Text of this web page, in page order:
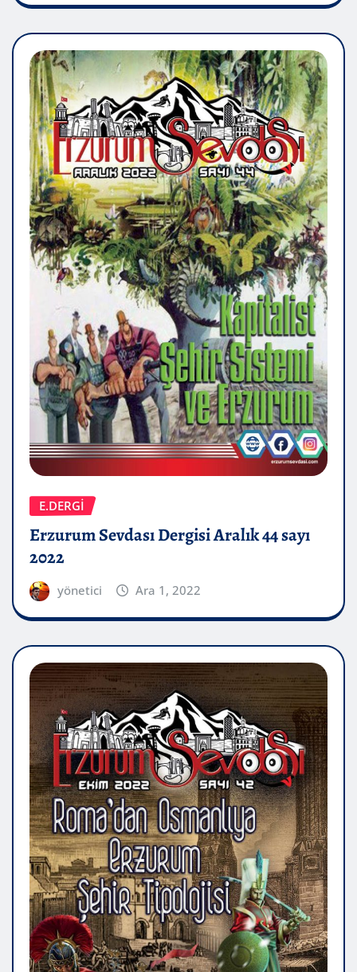
E.DERGİ
Erzurum Sevdası Dergisi Aralık 44 sayı
2022
yönetici Ara 1, 2022